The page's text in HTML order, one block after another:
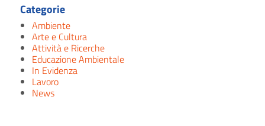
Categorie
Ambiente
Arte e Cultura
Attività e Ricerche
Educazione Ambientale
In Evidenza
Lavoro
News